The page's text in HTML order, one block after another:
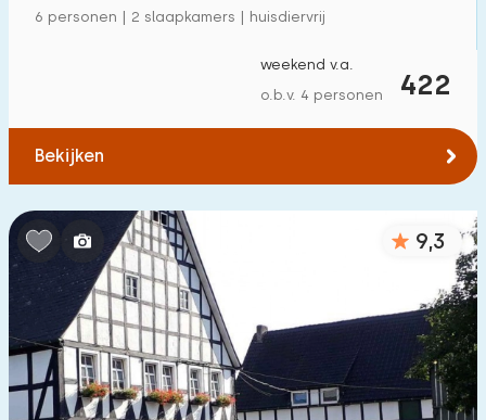
Tot bos(max. aantal km):
20
1 2
Tot openbaar vervoer
0,2 0,5 1
Accommodatie
Niet op vakantiepark 52
6 personen | 2 slaapkamers | huisdiervrij
422
weekend v.a.
o.b.v. 4 personen
Bekijken
9,3